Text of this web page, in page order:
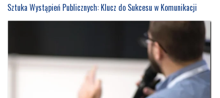
Sztuka Wystąpień Publicznych: Klucz do Sukcesu w Komunikacji